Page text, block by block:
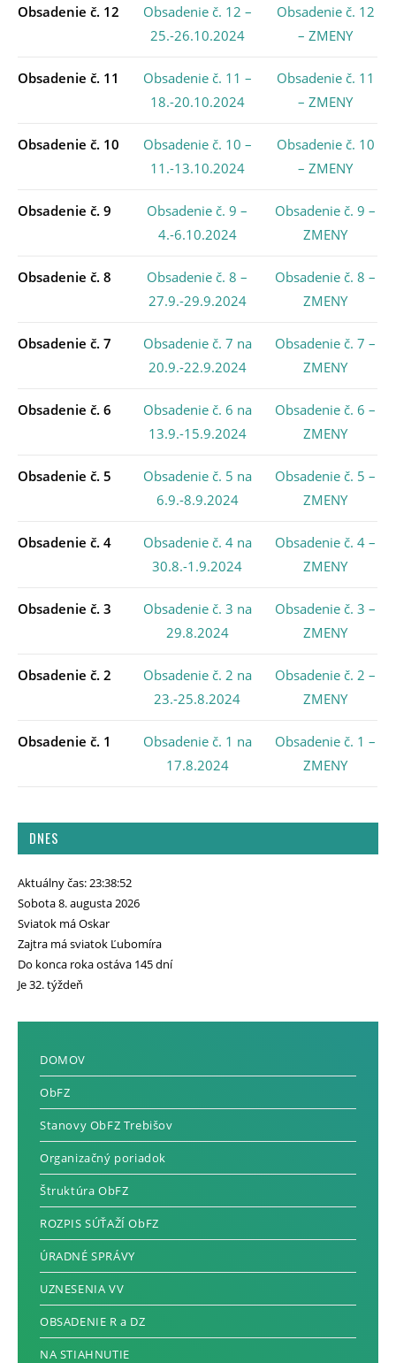
Obsadenie č. 12
Obsadenie č. 12 –
25.-26.10.2024
Obsadenie č. 12
– ZMENY
Obsadenie č. 11
Obsadenie č. 11 –
18.-20.10.2024
Obsadenie č. 11
– ZMENY
Obsadenie č. 10
Obsadenie č. 10 –
11.-13.10.2024
Obsadenie č. 10
– ZMENY
Obsadenie č. 9
Obsadenie č. 9 –
4.-6.10.2024
Obsadenie č. 9 –
ZMENY
Obsadenie č. 8
Obsadenie č. 8 –
27.9.-29.9.2024
Obsadenie č. 8 –
ZMENY
Obsadenie č. 7
Obsadenie č. 7 na
20.9.-22.9.2024
Obsadenie č. 7 –
ZMENY
Obsadenie č. 6
Obsadenie č. 6 na
13.9.-15.9.2024
Obsadenie č. 6 –
ZMENY
Obsadenie č. 5
Obsadenie č. 5 na
6.9.-8.9.2024
Obsadenie č. 5 –
ZMENY
Obsadenie č. 4
Obsadenie č. 4 na
30.8.-1.9.2024
Obsadenie č. 4 –
ZMENY
Obsadenie č. 3
Obsadenie č. 3 na
29.8.2024
Obsadenie č. 3 –
ZMENY
Obsadenie č. 2
Obsadenie č. 2 na
23.-25.8.2024
Obsadenie č. 2 –
ZMENY
Obsadenie č. 1
Obsadenie č. 1 na
17.8.2024
Obsadenie č. 1 –
ZMENY
DNES
Aktuálny čas: 23:38:52
Sobota 8. augusta 2026
Sviatok má Oskar
Zajtra má sviatok Ľubomíra
Do konca roka ostáva 145 dní
Je 32. týždeň
DOMOV
ObFZ
Stanovy ObFZ Trebišov
Organizačný poriadok
Štruktúra ObFZ
ROZPIS SÚŤAŽÍ ObFZ
ÚRADNÉ SPRÁVY
UZNESENIA VV
OBSADENIE R a DZ
NA STIAHNUTIE